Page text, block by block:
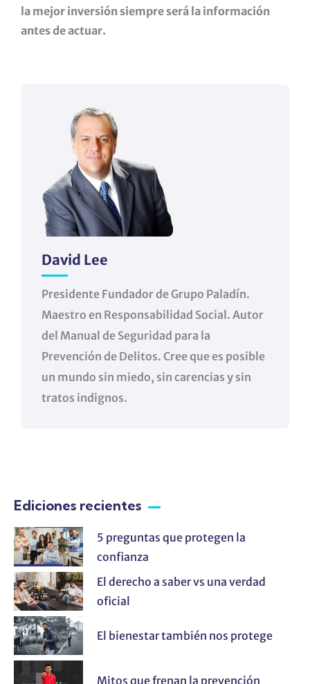
la mejor inversión siempre será la información
antes de actuar.
David Lee
Presidente Fundador de Grupo Paladín.
Maestro en Responsabilidad Social. Autor
del Manual de Seguridad para la
Prevención de Delitos. Cree que es posible
un mundo sin miedo, sin carencias y sin
tratos indignos.
Ediciones recientes
5 preguntas que protegen la
confianza
El derecho a saber vs una verdad
oficial
El bienestar también nos protege
Mitos que frenan la prevención